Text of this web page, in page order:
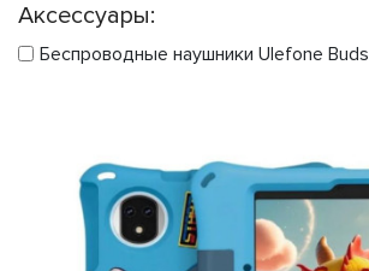
Аксессуары:
Беспроводные наушники Ulefone Buds